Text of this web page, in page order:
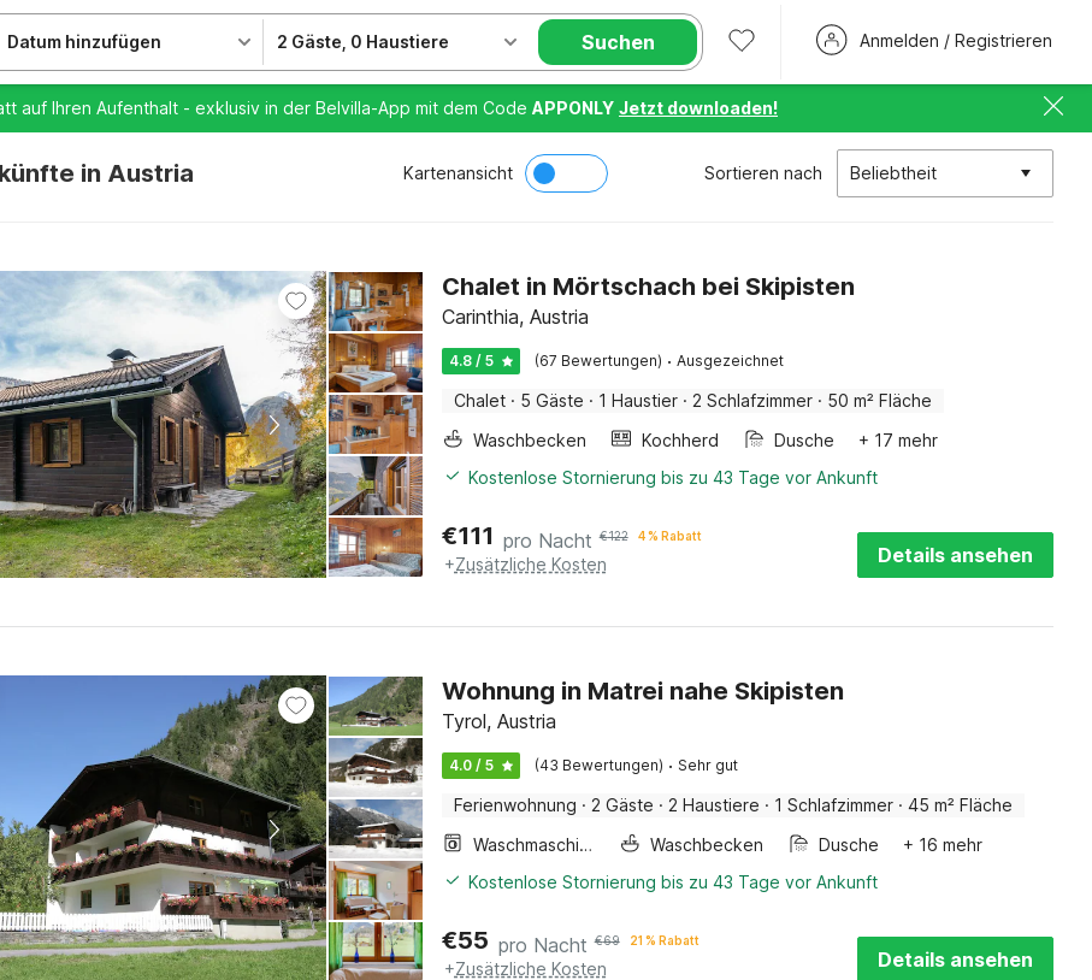
Datum hinzufügen 2 Gäste 0 Haustiere Suchen Anmelden / Registrieren
auf Ihren Aufenthalt - exklusiv in der Belvilla-App mit dem Code APPONLY Jetzt downloaden!
in Austria Kartenansicht Sortieren nach Beliebtheit
Chalet in Mörtschach bei Skipisten
Carinthia, Austria
4.8 / 5 (67 Bewertungen) · Ausgezeichnet
Chalet · 5 Gäste · 1 Haustier · 2 Schlafzimmer · 50 m² Fläche
Waschbecken
Kochherd Dusche
+ 17 mehr
Kostenlose Stornierung bis zu 43 Tage vor Ankunft
€111 pro Nacht €122 4 % Rabatt
+Zusätzliche Kosten Details ansehen
Wohnung in Matrei nahe Skipisten
Tyrol, Austria
4.0 / 5 (43 Bewertungen) · Sehr gut
Ferienwohnung · 2 Gäste · 2 Haustiere · 1 Schlafzimmer · 45 m² Fläche
Waschmaschine
Waschbecken Dusche
+ 16 mehr
Kostenlose Stornierung bis zu 43 Tage vor Ankunft
€55 pro Nacht €69 21 % Rabatt
+Zusätzliche Kosten Details ansehen